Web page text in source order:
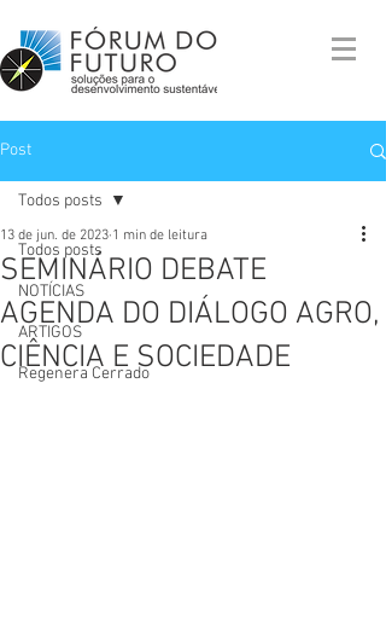
Post
Todos posts
NOTÍCIAS
ARTIGOS
Regenera Cerrado
Todos posts
SEMINÁRIO DEBATE
AGENDA DO DIÁLOGO AGRO,
CIÊNCIA E SOCIEDADE
13 de jun. de 2023 1 min de leitura